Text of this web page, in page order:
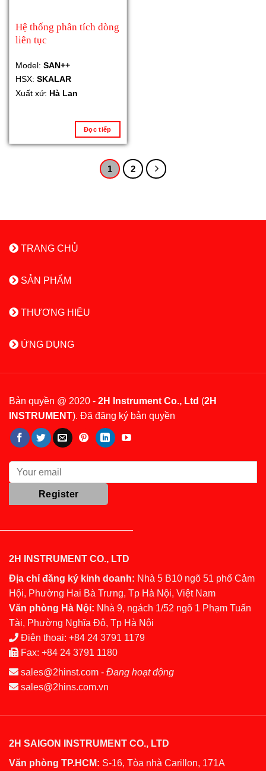
Hệ thống phân tích dòng
liên tục
Model: SAN++
HSX: SKALAR
Xuất xứ: Hà Lan
Đọc tiếp
1 2
TRANG CHỦ
SẢN PHẨM
THƯƠNG HIỆU
ỨNG DỤNG
Bản quyền @ 2020 - 2H Instrument Co., Ltd (2H
INSTRUMENT). Đã đăng ký bản quyền
2H INSTRUMENT CO., LTD
Địa chỉ đăng ký kinh doanh: Nhà 5 B10 ngõ 51 phố Cảm
Hội, Phường Hai Bà Trưng, Tp Hà Nội, Việt Nam
Văn phòng Hà Nội: Nhà 9, ngách 1/52 ngõ 1 Phạm Tuấn
Tài, Phường Nghĩa Đô, Tp Hà Nội
Điện thoại: +84 24 3791 1179
Fax: +84 24 3791 1180
sales@2hinst.com - Đang hoạt động
sales@2hins.com.vn
2H SAIGON INSTRUMENT CO., LTD
Văn phòng TP.HCM: S-16, Tòa nhà Carillon, 171A